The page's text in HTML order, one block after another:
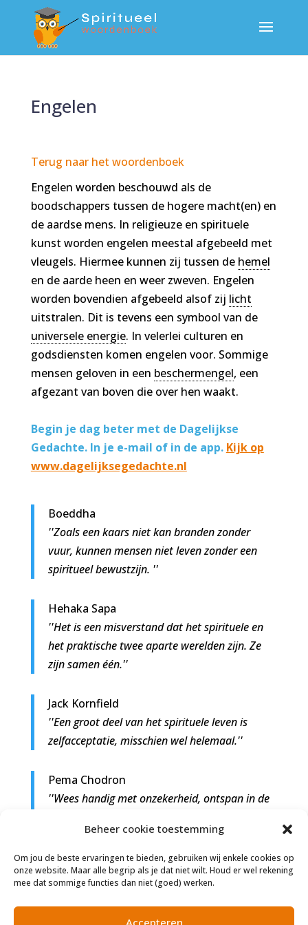
Beheer cookie toestemming
Om jou de beste ervaringen te bieden, gebruiken wij enkele cookies op
onze website. Maar alle begrip als je dat niet wilt. Houd er wel rekening
mee dat sommige functies dan niet (goed) werken.
Accepteren
Engelen
Terug naar het woordenboek
Engelen worden beschouwd als de
boodschappers tussen de hogere macht(en) en
de aardse mens. In religieuze en spirituele
kunst worden engelen meestal afgebeeld met
vleugels. Hiermee kunnen zij tussen de hemel
en de aarde heen en weer zweven. Engelen
worden bovendien afgebeeld alsof zij licht
uitstralen. Dit is tevens een symbool van de
universele energie. In velerlei culturen en
godsdiensten komen engelen voor. Sommige
mensen geloven in een beschermengel, een
afgezant van boven die over hen waakt.
Begin je dag beter met de Dagelijkse
Gedachte. In je e-mail of in de app. Kijk op
www.dagelijksegedachte.nl
Boeddha
''Zoals een kaars niet kan branden zonder
vuur, kunnen mensen niet leven zonder een
spiritueel bewustzijn. ''
Hehaka Sapa
''Het is een misverstand dat het spirituele en
het praktische twee aparte werelden zijn. Ze
zijn samen één.''
Jack Kornfield
''Een groot deel van het spirituele leven is
zelfacceptatie, misschien wel helemaal.''
Pema Chodron
''Wees handig met onzekerheid, ontspan in de
spirituele pad.''
Florence Scovel Shinn